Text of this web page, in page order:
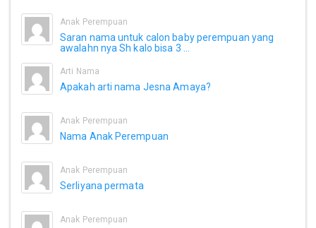
Anak Perempuan
Saran nama untuk calon baby perempuan yang
awalahn nya Sh kalo bisa 3 ...
Arti Nama
Apakah arti nama Jesna Amaya?
Anak Perempuan
Nama Anak Perempuan
Anak Perempuan
Serliyana permata
Anak Perempuan